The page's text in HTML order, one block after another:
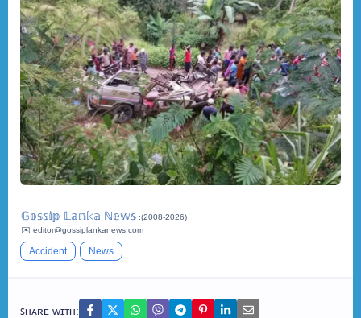
𝔾𝕠𝕤𝕤𝕚𝕡 𝕃𝕒𝕟𝕜𝕒 ℕ𝕖𝕨𝕤 :(2008-2026)
✉️ editor@gossiplankanews.com
Accident News
ꜱʜᴀʀᴇ ᴡɪᴛʜ: